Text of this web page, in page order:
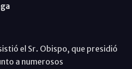
el Sr. Obispo, que presidió
a numerosos